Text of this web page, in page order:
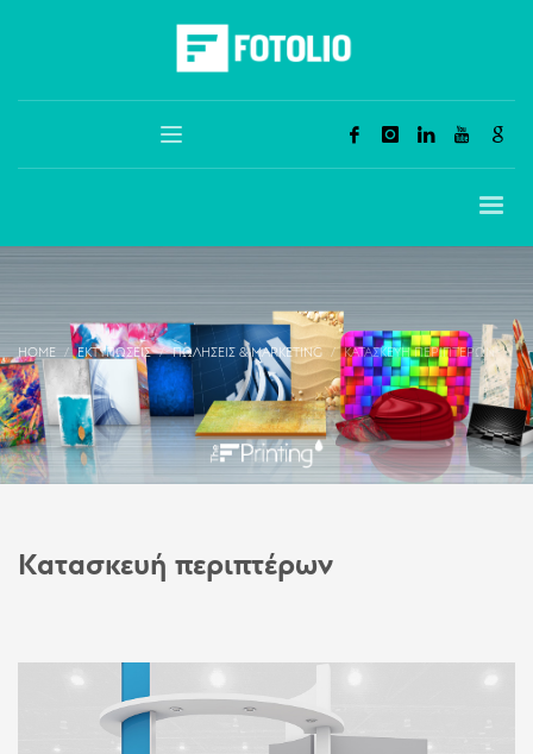
HOME ΕΚΤΥΠΏΣΕΙΣ ΠΩΛΉΣΕΙΣ & MARKETING ΚΑΤΑΣΚΕΥΉ ΠΕΡΙΠΤΈΡΩΝ
Κατασκευή περιπτέρων